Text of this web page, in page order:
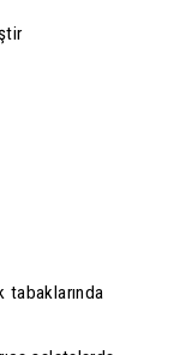
tabaklarında